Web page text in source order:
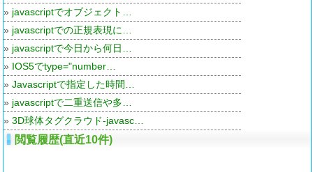
» javascriptでオブジェクト…
» javascriptでの正規表現に…
» javascriptで今日から何日…
» IOS5でtype="number…
»Javascriptで指定した時間…
» javascriptで二重送信や多…
»3D球体タグクラウド-javasc…
閲覧履歴(直近10件)